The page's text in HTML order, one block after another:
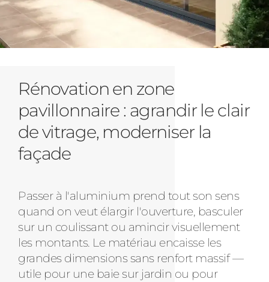
Rénovation en zone
pavillonnaire : agrandir le clair
de vitrage, moderniser la
façade
Passer à l'aluminium prend tout son sens
quand on veut élargir l'ouverture, basculer
sur un coulissant ou amincir visuellement
les montants. Le matériau encaisse les
grandes dimensions sans renfort massif —
utile pour une baie sur jardin ou pour